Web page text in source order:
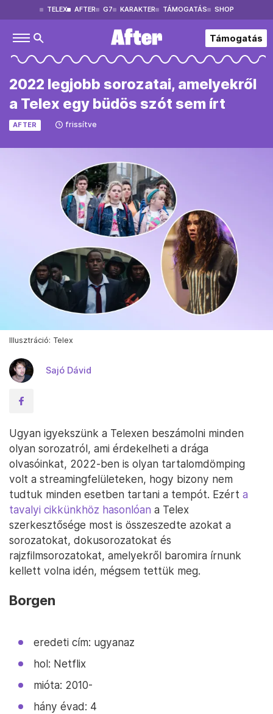
TELEX AFTER G7 KARAKTER TÁMOGATÁS SHOP
Támogatás
2022 legjobb sorozatai, amelyekről
a Telex egy büdös szót sem írt
AFTER frissítve
Illusztráció: Telex
Sajó Dávid
Ugyan igyekszünk a Telexen beszámolni minden
olyan sorozatról, ami érdekelheti a drága
olvasóinkat, 2022-ben is olyan tartalomdömping
volt a streamingfelületeken, hogy bizony nem
tudtuk minden esetben tartani a tempót. Ezért a
tavalyi cikkünkhöz hasonlóan a Telex
szerkesztősége most is összeszedte azokat a
sorozatokat, dokusorozatokat és
rajzfilmsorozatokat, amelyekről baromira írnunk
kellett volna idén, mégsem tettük meg.
Borgen
eredeti cím: ugyanaz
hol: Netflix
mióta: 2010-
hány évad: 4